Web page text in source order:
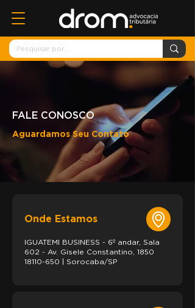
FALE CONOSCO
Aguardamos Seu Contato
Onde Estamos
IGUATEMI BUSINESS - 6º andar, Sala
602 - Av. Gisele Constantino, 1850
18110-650 | Sorocaba/SP